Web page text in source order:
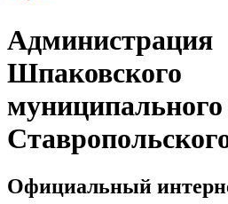
Администрация
Шпаковского
муниципального
Официальный